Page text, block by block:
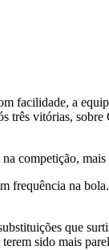
facilidade, a
três vitórias,
competição,
frequência na
que
sido mais